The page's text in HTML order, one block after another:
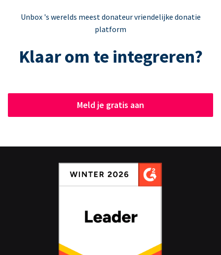
Unbox 's werelds meest donateur vriendelijke donatie
platform
Klaar om te integreren?
Meld je gratis aan